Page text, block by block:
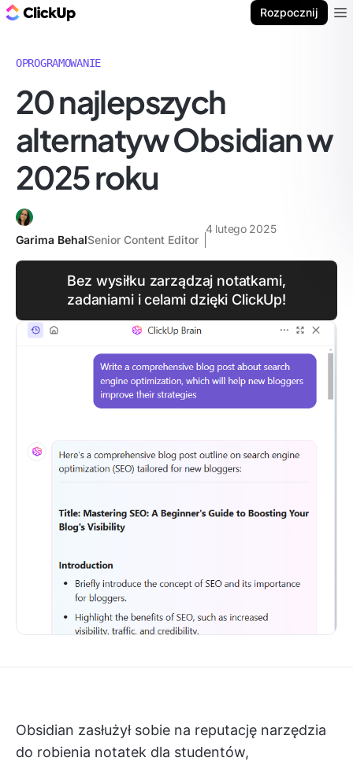
Rozpocznij
OPROGRAMOWANIE
20 najlepszych
alternatyw Obsidian w
2025 roku
Garima BehalSenior Content Editor
4 lutego 2025
Bez wysiłku zarządzaj notatkami,
zadaniami i celami dzięki ClickUp!
Obsidian zasłużył sobie na reputację narzędzia
do robienia notatek dla studentów,